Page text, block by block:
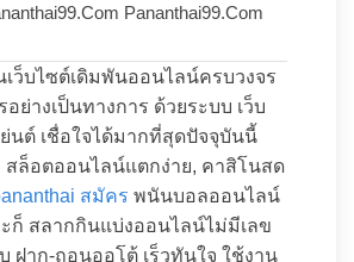
Pananthai99.com
เว็บไซต์เดิมพันออนไลน์ครบวงจร
ย่างเป็นทางการ ด้วยระบบ เว็บ
ย่นต์ เชื่อใจได้มากที่สุดปัจจุบันนี้
สล็อตออนไลน์แตกง่าย, คาสิโนสด
สมัคร พนันบอลออนไลน์
ก็ สลากกินแบ่งออนไลน์ไม่มีเลข
ฝาก-ถอนออโต้ เร็วทันใจ ใช้งาน